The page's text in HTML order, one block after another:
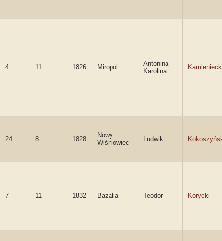
4 11 1826 Miropol
Antonina
Karolina
24 8 1828
Nowy
Wiśniowiec
Ludwik
7 11 1832 Bazalia Teodor Korycki